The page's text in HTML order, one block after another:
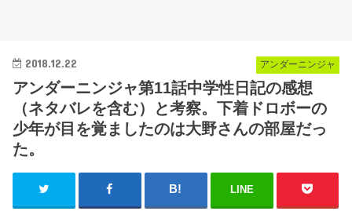
アンダーニンジャ
2018.12.22
アンダーニンジャ第11話中学性日記の感想
（ネタバレを含む）と考察。下着ドロボーの
少年が目を覚ましたのは大野さんの部屋だっ
た。
LINE